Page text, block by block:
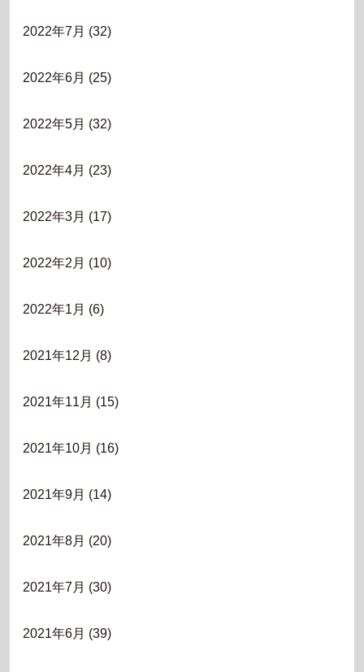
2022年7月 (32)
2022年6月 (25)
2022年5月 (32)
2022年4月 (23)
2022年3月 (17)
2022年2月 (10)
2022年1月 (6)
2021年12月 (8)
2021年11月 (15)
2021年10月 (16)
2021年9月 (14)
2021年8月 (20)
2021年7月 (30)
2021年6月 (39)